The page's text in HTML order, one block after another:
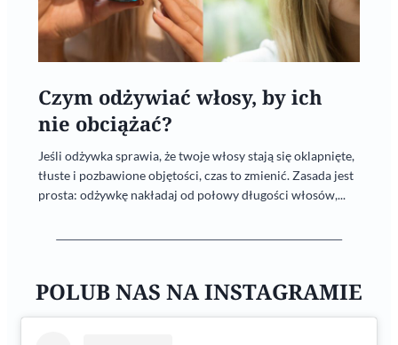
Czym odżywiać włosy, by ich
nie obciążać?
Jeśli odżywka sprawia, że twoje włosy stają się oklapnięte,
tłuste i pozbawione objętości, czas to zmienić. Zasada jest
prosta: odżywkę nakładaj od połowy długości włosów,...
POLUB NAS NA INSTAGRAMIE